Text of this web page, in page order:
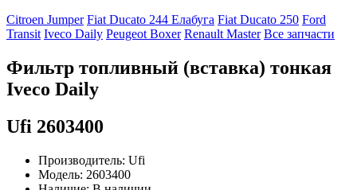
Citroen Jumper Fiat Ducato 244 Елабуга Fiat Ducato 250 Ford
Transit Iveco Daily Peugeot Boxer Renault Master Все запчасти
Фильтр топливный (вставка) тонкая
Iveco Daily
Ufi 2603400
Производитель: Ufi
Модель: 2603400